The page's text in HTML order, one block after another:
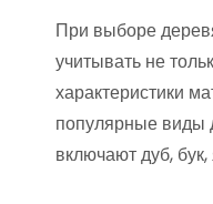
При выборе
учитывать не
характеристики
популярные виды
включают дуб, бук,